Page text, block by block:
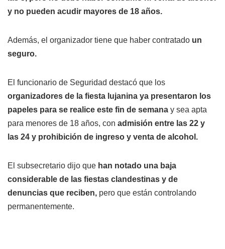
y no pueden acudir mayores de 18 años.
Además, el organizador tiene que haber contratado un
seguro.
El funcionario de Seguridad destacó que los
organizadores de la fiesta lujanina ya presentaron los
papeles para se realice este fin de semana y sea apta
para menores de 18 años, con admisión entre las 22 y
las 24 y prohibición de ingreso y venta de alcohol.
El subsecretario dijo que han notado una baja
considerable de las fiestas clandestinas y de
denuncias que reciben, pero que están controlando
permanentemente.